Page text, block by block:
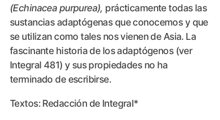
(Echinacea purpurea), prácticamente todas las
sustancias adaptógenas que conocemos y que
se utilizan como tales nos vienen de Asia. La
fascinante historia de los adaptógenos (ver
Integral 481) y sus propiedades no ha
terminado de escribirse.
Textos: Redacción de Integral*